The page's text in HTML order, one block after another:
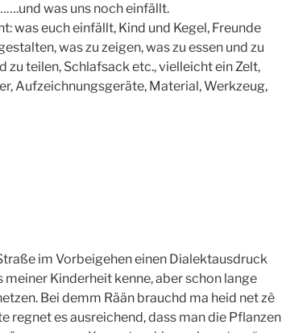
was uns noch einfällt.
was euch einfällt, Kind und Kegel, Freunde
was zu zeigen, was zu essen und zu
zu teilen, Schlafsack etc., vielleicht ein Zelt,
Aufzeichnungsgeräte, Material, Werkzeug,
im Vorbeigehen einen Dialektausdruck
meiner Kinderheit kenne, aber schon lange
Bei demm Rään brauchd ma heid net zè
regnet es ausreichend, dass man die Pflanzen